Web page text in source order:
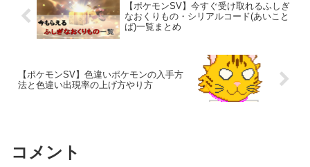
【ポケモンSV】今すぐ受け取れるふしぎ
なおくりもの・シリアルコード(あいこと
ば)一覧まとめ
【ポケモンSV】色違いポケモンの入手方
法と色違い出現率の上げ方やり方
コメント